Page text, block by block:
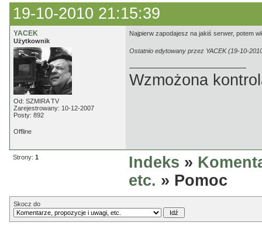
19-10-2010 21:15:39
YACEK
Użytkownik
Od: SZMIRA TV
Zarejestrowany: 10-12-2007
Posty: 892
Najpierw zapodajesz na jakiś serwer, potem
Ostatnio edytowany przez YACEK (19-10-
Wzmożona
Offline
Strony: 1 Indeks »
etc. » Pomoc
Skocz do